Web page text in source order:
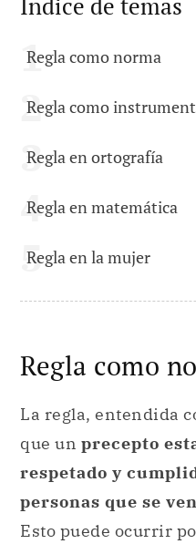
Regla como norma
Regla como
Regla en ortografía
Regla en matemática
Regla en la mujer
Regla como
La regla, entendida
que un precepto
respetado y
personas que se
Esto puede ocurrir